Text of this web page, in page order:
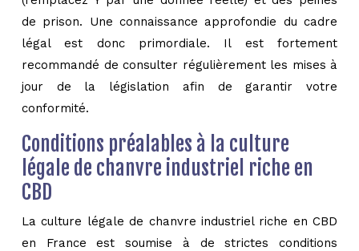
de prison. Une connaissance approfondie du cadre
légal est donc primordiale. Il est fortement
recommandé de consulter régulièrement les mises à
jour de la législation afin de garantir votre
conformité.
Conditions préalables à la culture
légale de chanvre industriel riche en
CBD
La culture légale de chanvre industriel riche en CBD
en France est soumise à de strictes conditions